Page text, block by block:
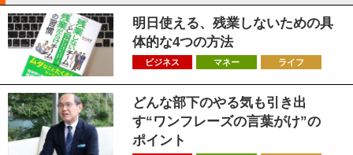
明日使える、残業しないための具
体的な4つの方法
ビジネス マネー ライフ
どんな部下のやる気も引き出
す“ワンフレーズの言葉がけ”の
ポイント